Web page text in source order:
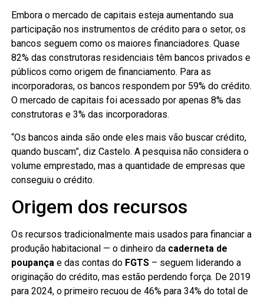
Embora o mercado de capitais esteja aumentando sua
participação nos instrumentos de crédito para o setor, os
bancos seguem como os maiores financiadores. Quase
82% das construtoras residenciais têm bancos privados e
públicos como origem de financiamento. Para as
incorporadoras, os bancos respondem por 59% do crédito.
O mercado de capitais foi acessado por apenas 8% das
construtoras e 3% das incorporadoras.
“Os bancos ainda são onde eles mais vão buscar crédito,
quando buscam”, diz Castelo. A pesquisa não considera o
volume emprestado, mas a quantidade de empresas que
conseguiu o crédito.
Origem dos recursos
Os recursos tradicionalmente mais usados para financiar a
produção habitacional — o dinheiro da caderneta de
poupançae das contas doFGTS– seguem liderando a
originação do crédito, mas estão perdendo força. De 2019
para 2024, o primeiro recuou de 46% para 34% do total de